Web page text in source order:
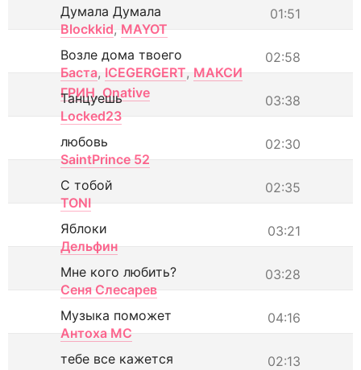
01:51
Думала Думала
Blockkid, MAYOT
02:58
Возле дома твоего
Баста, ICEGERGERT, МАКСИ
ГРИН, Onative 03:38
Танцуешь
Locked23
02:30
любовь
SaintPrince 52
02:35
С тобой
TONI
03:21
Яблоки
Дельфин
03:28
Мне кого любить?
Сеня Слесарев
04:16
Музыка поможет
Антоха МС
02:13
тебе все кажется